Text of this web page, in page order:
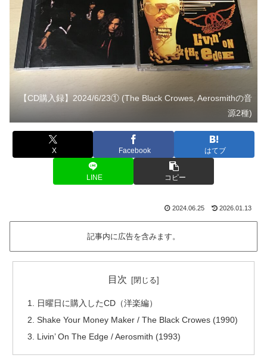
【CD購入録】2024/6/23① (The Black Crowes, Aerosmithの音
源2種)
X Facebook はてブ
LINE コピー
2024.06.25 2026.01.13
記事内に広告を含みます。
目次
日曜日に購入したCD（洋楽編）
Shake Your Money Maker / The Black Crowes (1990)
Livin’ On The Edge / Aerosmith (1993)